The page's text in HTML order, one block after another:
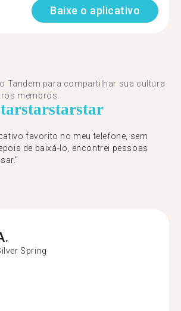
Baixe o aplicativo
Tandem para compartilhar sua cultura
membros.
starstarstar
favorito no meu telefone, sem
de baixá-lo, encontrei pessoas
Spring